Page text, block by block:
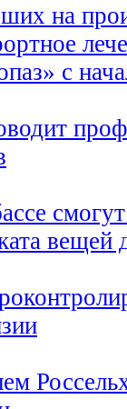
на
с
смогут